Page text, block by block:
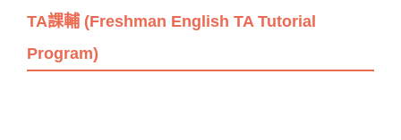
TA課輔 (Freshman English TA Tutorial
Program)